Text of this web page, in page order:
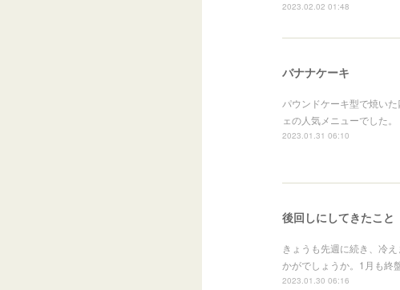
2023.02.02 01:48
バナナケーキ
パウンドケーキ型で焼い
ェの人気メニューでした。
2023.01.31 06:10
後回しにしてきたこと
きょうも先週に続き、冷
かがでしょうか。1月も終
2023.01.30 06:16